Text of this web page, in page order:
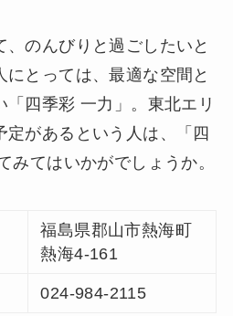
のんびりと過ごしたいと
とっては、最適な空間と
四季彩 一力」。東北エリ
定があるという人は、「四
みてはいかがでしょうか。
福島県郡山市熱海町
熱海4-161
024-984-2115